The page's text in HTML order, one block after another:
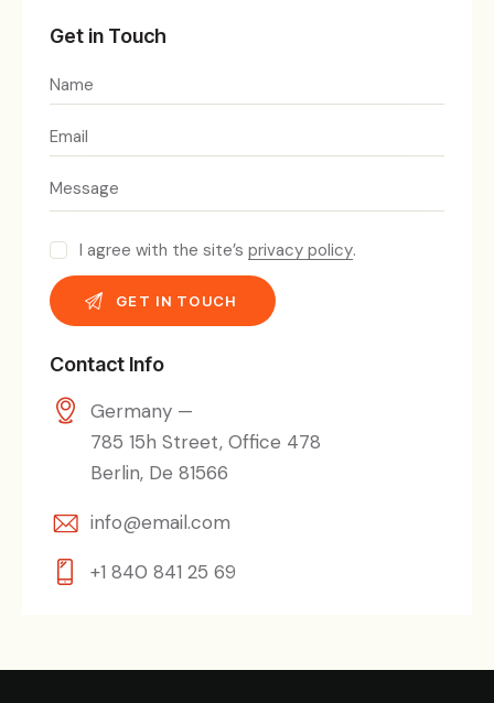
Get in Touch
I agree with the site’s privacy policy.
Contact Info
Germany —
785 15h Street, Office 478
Berlin, De 81566
info@email.com
+1 840 841 25 69